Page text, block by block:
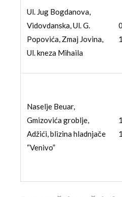
Ul. Jug Bogdanova,
Vidovdanska, Ul. G.
Popovića, Zmaj Jovina,
Ul. kneza Mihaila
Naselje Beuar,
Gmizovića groblje,
Adžići, blizina hladnjače
“Venivo”